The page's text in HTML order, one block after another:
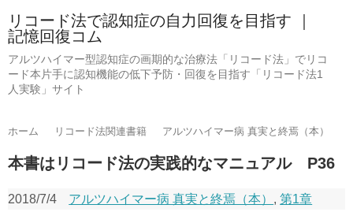
リコード法で認知症の自力回復を目指す ｜
記憶回復コム
アルツハイマー型認知症の画期的な治療法「リコード法」でリコ
ード本片手に認知機能の低下予防・回復を目指す「リコード法1
人実験」サイト
ホーム リコード法関連書籍 アルツハイマー病 真実と終焉（本）
本書はリコード法の実践的なマニュアル P36
2018/7/4 アルツハイマー病 真実と終焉（本） ,第1章